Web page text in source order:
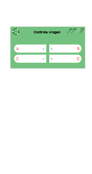
Controle vragen
A a. B
b.
C c. D
d.